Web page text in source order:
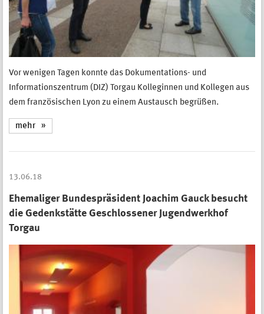
Vor wenigen Tagen konnte das Dokumentations- und
Informationszentrum (DIZ) Torgau Kolleginnen und Kollegen aus
dem französischen Lyon zu einem Austausch begrüßen.
mehr
13.06.18
Ehemaliger Bundespräsident Joachim Gauck besucht
die Gedenkstätte Geschlossener Jugendwerkhof
Torgau